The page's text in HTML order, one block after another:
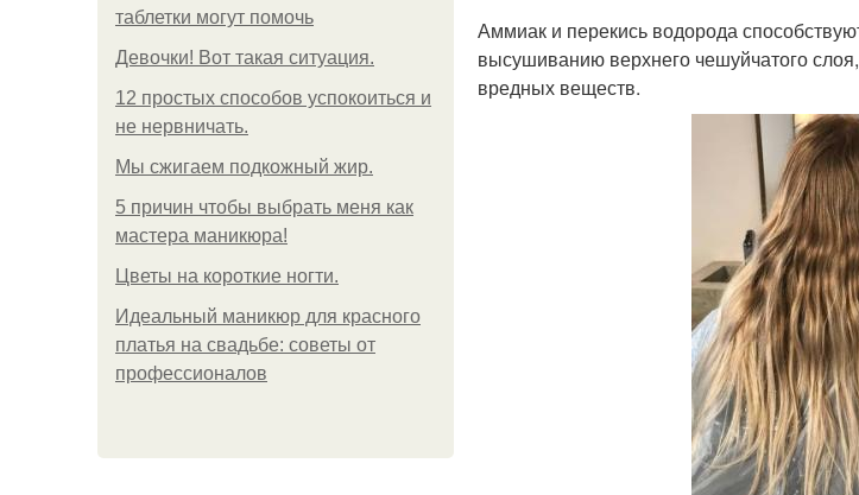
таблетки могут помочь
Девочки! Вот такая ситуация.
12 простых способов успокоиться и
не нервничать.
Мы сжигаем подкожный жир.
5 причин чтобы выбрать меня как
мастера маникюра!
Цветы на короткие ногти.
Идеальный маникюр для красного
платья на свадьбе: советы от
профессионалов
Аммиак и перекись водорода
высушиванию верхнего чешуйчатого
вредных веществ.